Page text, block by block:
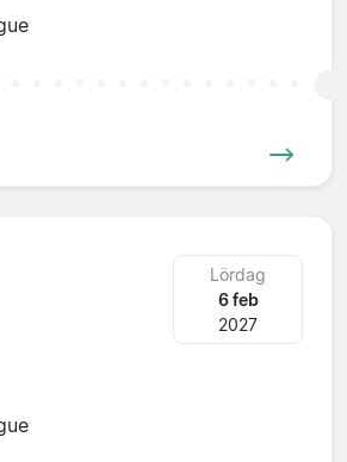
Lördag
6 feb
2027